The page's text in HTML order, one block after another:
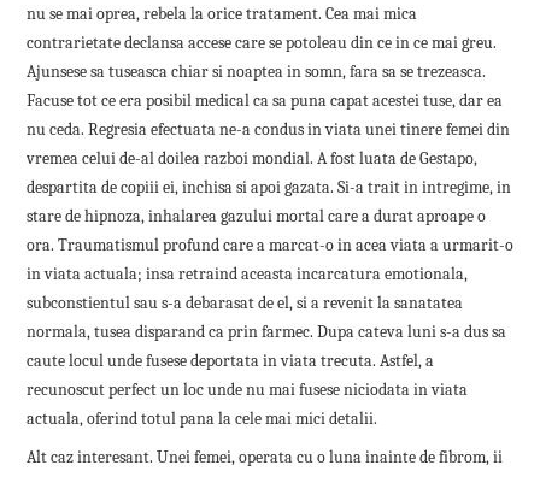
nu se mai oprea, rebela la orice tratament. Cea mai mica
contrarietate declansa accese care se potoleau din ce in ce mai greu.
Ajunsese sa tuseasca chiar si noaptea in somn, fara sa se trezeasca.
Facuse tot ce era posibil medical ca sa puna capat acestei tuse, dar ea
nu ceda. Regresia efectuata ne-a condus in viata unei tinere femei din
vremea celui de-al doilea razboi mondial. A fost luata de Gestapo,
despartita de copiii ei, inchisa si apoi gazata. Si-a trait in intregime, in
stare de hipnoza, inhalarea gazului mortal care a durat aproape o
ora. Traumatismul profund care a marcat-o in acea viata a urmarit-o
in viata actuala; insa retraind aceasta incarcatura emotionala,
subconstientul sau s-a debarasat de el, si a revenit la sanatatea
normala, tusea disparand ca prin farmec. Dupa cateva luni s-a dus sa
caute locul unde fusese deportata in viata trecuta. Astfel, a
recunoscut perfect un loc unde nu mai fusese niciodata in viata
actuala, oferind totul pana la cele mai mici detalii.
Alt caz interesant. Unei femei, operata cu o luna inainte de fibrom, ii